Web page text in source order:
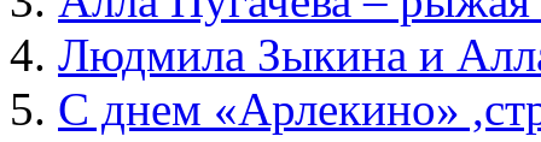
Людмила Зыкина и
С днем «Арлекино»